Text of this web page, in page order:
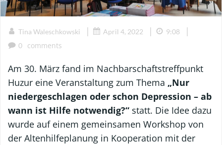
Tina Waleschkowski | April 4, 2022 | 9:08 |
0 comments
Am 30. März fand im Nachbarschaftstreffpunkt
Huzur eine Veranstaltung zum Thema „Nur
niedergeschlagen oder schon Depression – ab
wann ist Hilfe notwendig?“ statt. Die Idee dazu
wurde auf einem gemeinsamen Workshop von
der Altenhilfeplanung in Kooperation mit der